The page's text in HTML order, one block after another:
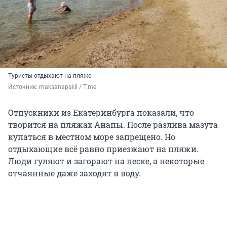
Туристы отдыхают на пляже
Источник: maksanapskii / T.me
Отпускники из Екатеринбурга показали, что
творится на пляжах Анапы. После разлива мазута
купаться в местном море запрещено. Но
отдыхающие всё равно приезжают на пляжи.
Люди гуляют и загорают на песке, а некоторые
отчаянные даже заходят в воду.